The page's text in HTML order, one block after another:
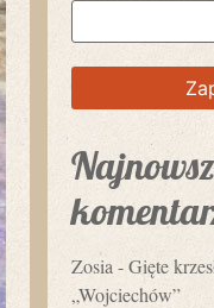
Zosia -Gięte
„Wojciechów”